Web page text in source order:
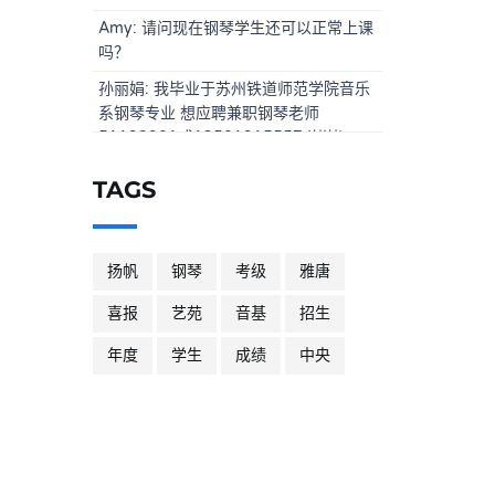
Amy: 请问现在钢琴学生还可以正常上课
吗？
孙丽娟: 我毕业于苏州铁道师范学院音乐
系钢琴专业 想应聘兼职钢琴老师
51192901或13581915557 谢谢!
TAGS
扬帆 钢琴 考级 雅唐
喜报 艺苑 音基 招生
年度 学生 成绩 中央